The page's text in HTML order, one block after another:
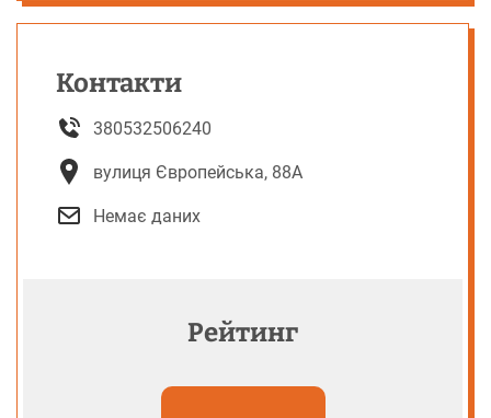
Контакти
380532506240
вулиця Європейська, 88А
Немає даних
Рейтинг